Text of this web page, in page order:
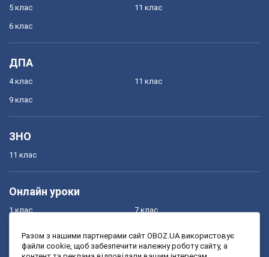
5 клас
6 клас
11 клас
ДПА
4 клас
9 клас
11 клас
ЗНО
11 клас
Онлайн уроки
1 клас
3 клас
7 клас
9 клас
Разом з нашими партнерами сайт OBOZ.UA використовує
файли cookie, щоб забезпечити належну роботу сайту, а